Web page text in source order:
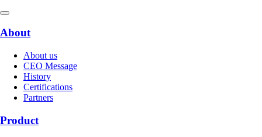
About
About us
CEO Message
History
Certifications
Partners
Product